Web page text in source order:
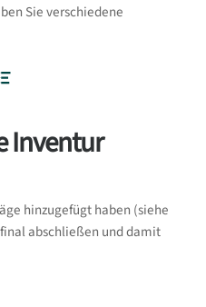
Sie verschiedene
Inventur
hinzugefügt haben (siehe
abschließen und damit